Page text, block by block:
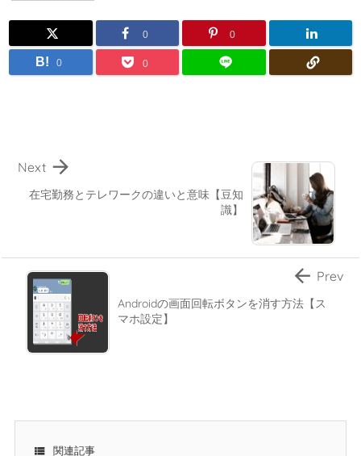
0 0
B! 0 0
在宅勤務とテレワークの違いと意味【豆知
識】

Next
Androidの画面回転ボタンを消す方法【ス
マホ設定】
 Prev
 関連記事